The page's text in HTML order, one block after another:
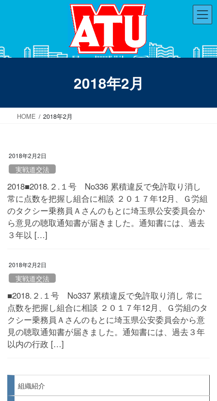
ツ
シ
2018年2月
HOME 2018年2月
2018年2月2日
実戦道交法
2018■2018.２.１号 No336 累積違反で免許取り消し
常に点数を把握し組合に相談 ２０１７年12月、Ｇ労組
のタクシー乗務員Ａさんのもとに埼玉県公安委員会か
ら意見の聴取通知書が届きました。通知書には、過去
３年以 […]
2018年2月2日
実戦道交法
■2018.２.１号 No337 累積違反で免許取り消し 常に
点数を把握し組合に相談 ２０１７年12月、Ｇ労組のタ
クシー乗務員Ａさんのもとに埼玉県公安委員会から意
見の聴取通知書が届きました。通知書には、過去３年
以内の行政 […]
組織紹介